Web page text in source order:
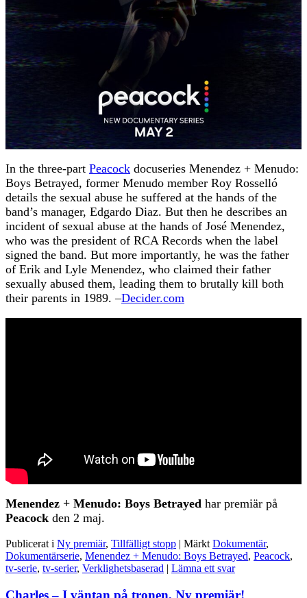
In the three-part Peacock docuseries Menendez + Menudo:
Boys Betrayed, former Menudo member Roy Rosselló
details the sexual abuse he suffered at the hands of the
band’s manager, Edgardo Diaz. But then he describes an
incident of sexual abuse at the hands of José Menendez,
who was the president of RCA Records when the label
signed the band. But more importantly, he was the father
of Erik and Lyle Menendez, who claimed their father
sexually abused them, leading them to brutally kill both
their parents in 1989. –Decider.com
Menendez + Menudo: Boys Betrayed har premiär på
Peacock den 2 maj.
Publicerat i Ny premiär, Tillfälligt stopp | Märkt Dokumentär,
Dokumentärserie, Menendez + Menudo: Boys Betrayed, Peacock,
tv-serie, tv-serier, Verklighetsbaserad | Lämna ett svar
Charles – I väntan på tronen, Ny premiär!